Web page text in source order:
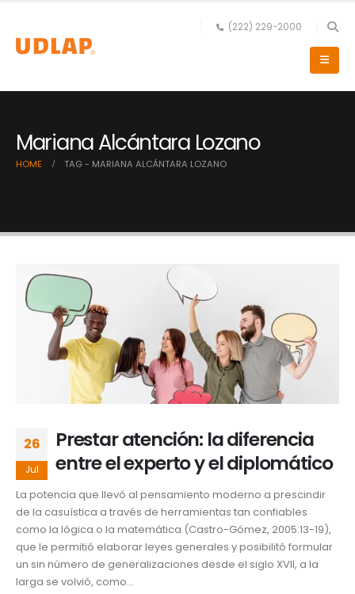
(222) 229-2000
Mariana Alcántara Lozano
HOME TAG - MARIANA ALCÁNTARA LOZANO
26
Jul
Prestar atención: la diferencia
entre el experto y el diplomático
La potencia que llevó al pensamiento moderno a prescindir
de la casuística a través de herramientas tan confiables
como la lógica o la matemática (Castro-Gómez, 2005:13-19),
que le permitió elaborar leyes generales y posibilitó formular
un sin número de generalizaciones desde el siglo XVII, a la
larga se volvió, como...